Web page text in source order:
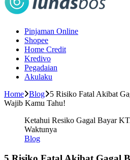
Pinjaman Online
Shopee
Home Credit
Kredivo
Pegadaian
Akulaku
Home Blog
5 Risiko Fatal Akibat
Wajib Kamu Tahu!
Ketahui Resiko Gagal Bayar
Waktunya
Blog